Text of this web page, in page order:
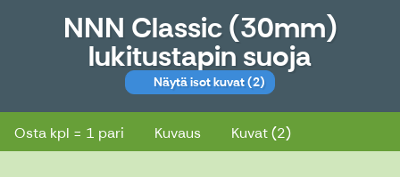
NNN Classic (30mm)
lukitustapin suoja
Näytä isot kuvat(2)
Osta kpl = 1 pari Kuvaus Kuvat (2)